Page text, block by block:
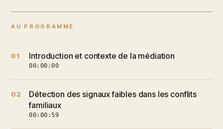
AU PROGRAMME
01 Introduction et contexte de la médiation
00:00:00
02
Détection des signaux faibles dans les conflits
familiaux
00:00:59